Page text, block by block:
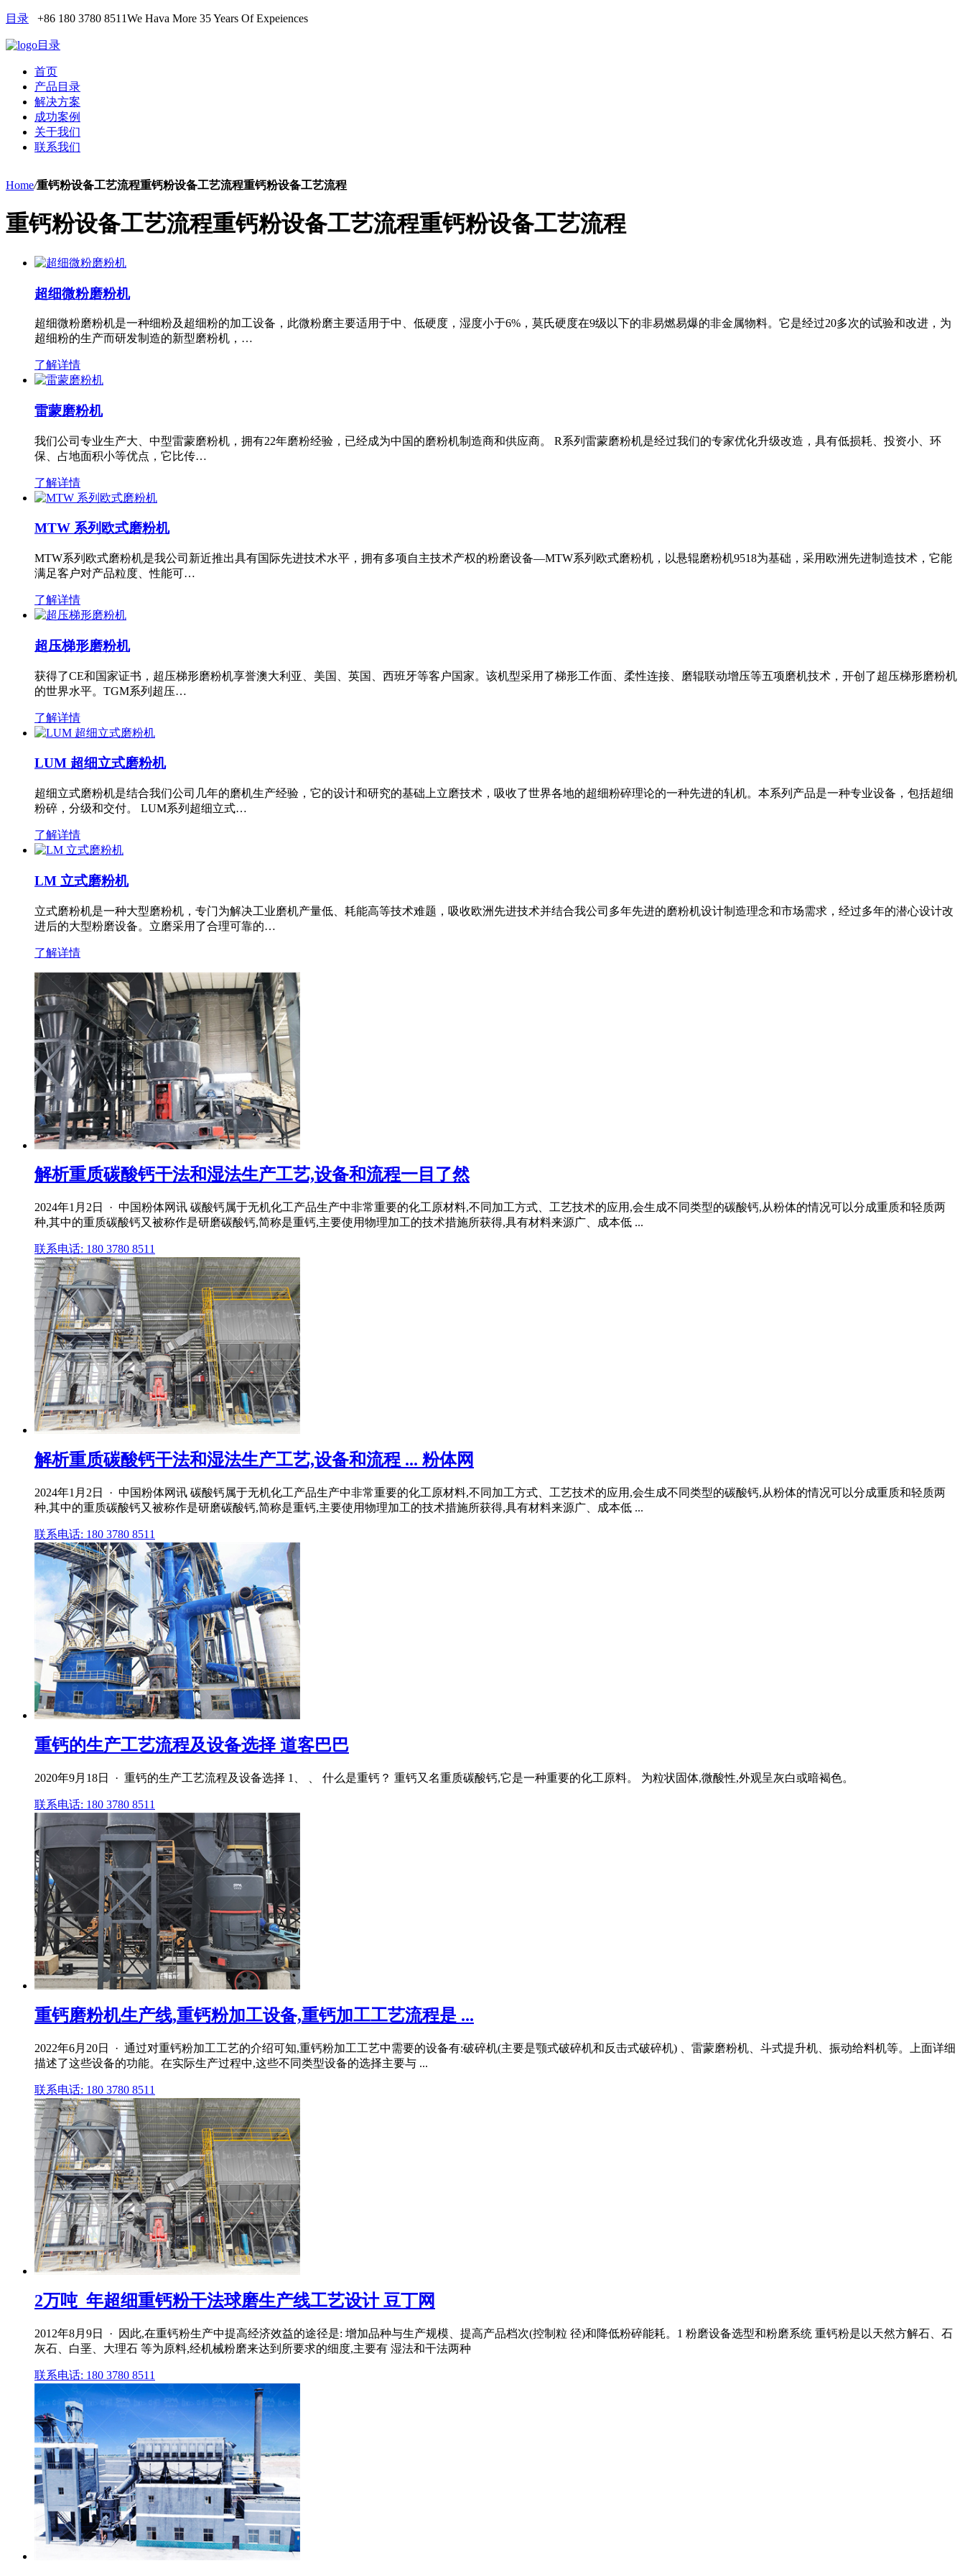
目录 +86 180 3780 8511We Hava More 35 Years Of Expeiences
目录
首页
产品目录
解决方案
成功案例
关于我们
联系我们
Home/重钙粉设备工艺流程重钙粉设备工艺流程重钙粉设备工艺流程
重钙粉设备工艺流程重钙粉设备工艺流程重钙粉设备工艺流程
超细微粉磨粉机
超细微粉磨粉机是一种细粉及超细粉的加工设备，此微粉磨主要适用于中、低硬度，湿度小于6%，莫氏硬度在9级以下的非易燃易爆的非金属物料。它是经过20多次的试验和改进，为
超细粉的生产而研发制造的新型磨粉机，…
了解详情
雷蒙磨粉机
我们公司专业生产大、中型雷蒙磨粉机，拥有22年磨粉经验，已经成为中国的磨粉机制造商和供应商。 R系列雷蒙磨粉机是经过我们的专家优化升级改造，具有低损耗、投资小、环
保、占地面积小等优点，它比传…
了解详情
MTW 系列欧式磨粉机
MTW系列欧式磨粉机是我公司新近推出具有国际先进技术水平，拥有多项自主技术产权的粉磨设备—MTW系列欧式磨粉机，以悬辊磨粉机9518为基础，采用欧洲先进制造技术，它能
满足客户对产品粒度、性能可…
了解详情
超压梯形磨粉机
获得了CE和国家证书，超压梯形磨粉机享誉澳大利亚、美国、英国、西班牙等客户国家。该机型采用了梯形工作面、柔性连接、磨辊联动增压等五项磨机技术，开创了超压梯形磨粉机
的世界水平。TGM系列超压…
了解详情
LUM 超细立式磨粉机
超细立式磨粉机是结合我们公司几年的磨机生产经验，它的设计和研究的基础上立磨技术，吸收了世界各地的超细粉碎理论的一种先进的轧机。本系列产品是一种专业设备，包括超细
粉碎，分级和交付。 LUM系列超细立式…
了解详情
LM 立式磨粉机
立式磨粉机是一种大型磨粉机，专门为解决工业磨机产量低、耗能高等技术难题，吸收欧洲先进技术并结合我公司多年先进的磨粉机设计制造理念和市场需求，经过多年的潜心设计改
进后的大型粉磨设备。立磨采用了合理可靠的…
了解详情
解析重质碳酸钙干法和湿法生产工艺,设备和流程一目了然
2024年1月2日 · 中国粉体网讯 碳酸钙属于无机化工产品生产中非常重要的化工原材料,不同加工方式、工艺技术的应用,会生成不同类型的碳酸钙,从粉体的情况可以分成重质和轻质两
种,其中的重质碳酸钙又被称作是研磨碳酸钙,简称是重钙,主要使用物理加工的技术措施所获得,具有材料来源广、成本低 ...
联系电话: 180 3780 8511
解析重质碳酸钙干法和湿法生产工艺,设备和流程 ... 粉体网
2024年1月2日 · 中国粉体网讯 碳酸钙属于无机化工产品生产中非常重要的化工原材料,不同加工方式、工艺技术的应用,会生成不同类型的碳酸钙,从粉体的情况可以分成重质和轻质两
种,其中的重质碳酸钙又被称作是研磨碳酸钙,简称是重钙,主要使用物理加工的技术措施所获得,具有材料来源广、成本低 ...
联系电话: 180 3780 8511
重钙的生产工艺流程及设备选择 道客巴巴
2020年9月18日 · 重钙的生产工艺流程及设备选择 1、 、 什么是重钙？ 重钙又名重质碳酸钙,它是一种重要的化工原料。 为粒状固体,微酸性,外观呈灰白或暗褐色。
联系电话: 180 3780 8511
重钙磨粉机生产线,重钙粉加工设备,重钙加工工艺流程是 ...
2022年6月20日 · 通过对重钙粉加工工艺的介绍可知,重钙粉加工工艺中需要的设备有:破碎机(主要是颚式破碎机和反击式破碎机) 、雷蒙磨粉机、斗式提升机、振动给料机等。上面详细
描述了这些设备的功能。在实际生产过程中,这些不同类型设备的选择主要与 ...
联系电话: 180 3780 8511
2万吨_年超细重钙粉干法球磨生产线工艺设计 豆丁网
2012年8月9日 · 因此,在重钙粉生产中提高经济效益的途径是: 增加品种与生产规模、提高产品档次(控制粒 径)和降低粉碎能耗。1 粉磨设备选型和粉磨系统 重钙粉是以天然方解石、石
灰石、白垩、大理石 等为原料,经机械粉磨来达到所要求的细度,主要有 湿法和干法两种
联系电话: 180 3780 8511